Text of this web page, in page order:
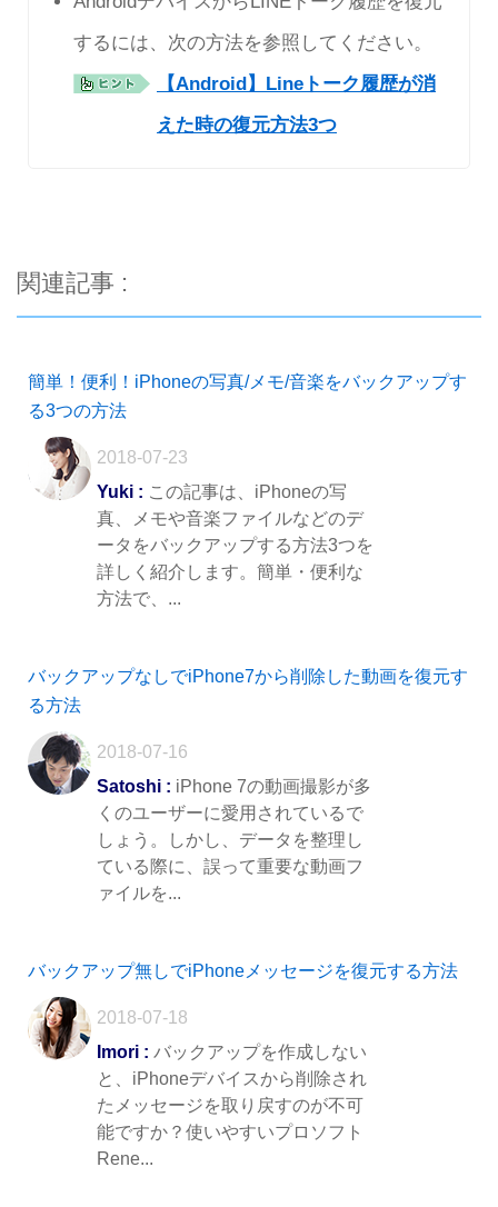
するには、次の方法を参照してください。
【Android】Lineトーク履歴が消
えた時の復元方法3つ
関連記事 :
簡単！便利！iPhoneの写真/メモ/音楽をバックアップす
る3つの方法
2018-07-23
Yuki : この記事は、iPhoneの写
真、メモや音楽ファイルなどのデ
ータをバックアップする方法3つを
詳しく紹介します。簡単・便利な
方法で、...
バックアップなしでiPhone7から削除した動画を復元す
る方法
2018-07-16
Satoshi : iPhone 7の動画撮影が多
くのユーザーに愛用されているで
しょう。しかし、データを整理し
ている際に、誤って重要な動画フ
ァイルを...
バックアップ無しでiPhoneメッセージを復元する方法
2018-07-18
Imori : バックアップを作成しない
と、iPhoneデバイスから削除され
たメッセージを取り戻すのが不可
能ですか？使いやすいプロソフト
Rene...